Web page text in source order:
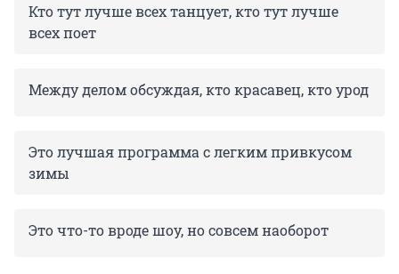
Кто тут лучше всех танцует, кто тут лучше
всех поет
Между делом обсуждая, кто красавец, кто урод
Это лучшая программа с легким привкусом
зимы
Это что-то вроде шоу, но совсем наоборот